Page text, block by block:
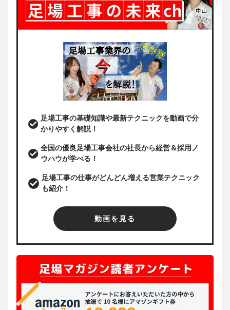
足場工事の基礎知識や最新テクニックを動画で分
かりやすく解説！
全国の優良足場工事会社の社長から経営＆採用ノ
ウハウが学べる！
足場工事の仕事がどんどん増える営業テクニック
も紹介！
動画を見る